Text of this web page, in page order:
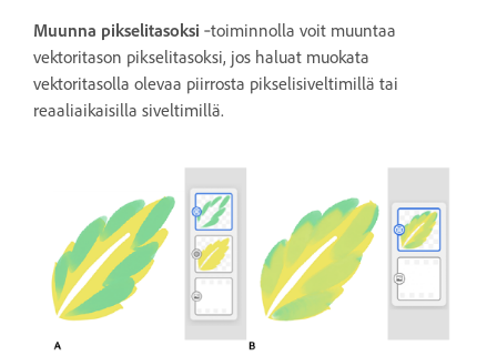
Muunna pikselitasoksi ‑toiminnolla voit muuntaa
vektoritason pikselitasoksi, jos haluat muokata
vektoritasolla olevaa piirrosta pikselisiveltimillä tai
reaaliaikaisilla siveltimillä.